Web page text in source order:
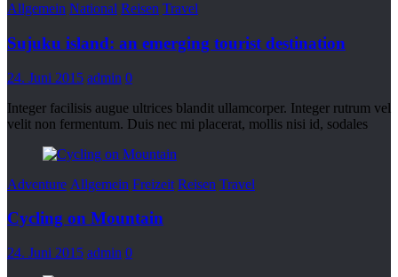
Allgemein National Reisen Travel
Sujuku island: an emerging tourist destination
24. Juni 2015 admin 0
Integer facilisis augue ultrices blandit ullamcorper. Integer rutrum vel
velit non fermentum. Duis nec mi placerat, mollis nisi id, sodales
Adventure Allgemein Freizeit Reisen Travel
Cycling on Mountain
24. Juni 2015 admin 0